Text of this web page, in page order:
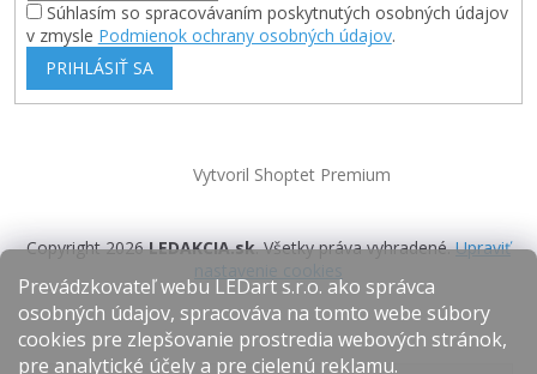
Prevádzkovateľ webu LEDart s.r.o. ako správca
osobných údajov, spracováva na tomto webe súbory
cookies pre zlepšovanie prostredia webových stránok,
pre analytické účely a pre cielenú reklamu.
Súhlasím so spracovávaním poskytnutých osobných údajov
v zmysle Podmienok ochrany osobných údajov.
PRIHLÁSIŤ SA
Vytvoril Shoptet Premium
Copyright 2026LEDAKCIA.sk. Všetky práva vyhradené.Upraviť